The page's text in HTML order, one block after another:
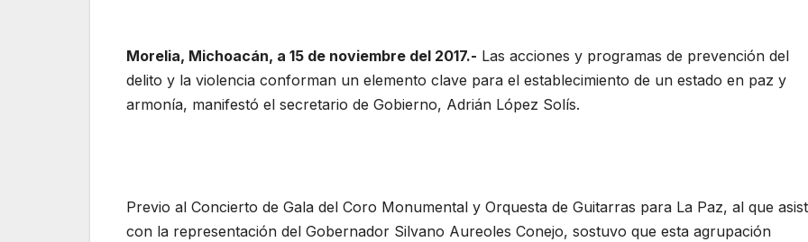
Morelia, Michoacán, a 15 de noviembre del 2017.- Las acciones y programas de prevención del
delito y la violencia conforman un elemento clave para el establecimiento de un estado en paz y
armonía, manifestó el secretario de Gobierno, Adrián López Solís.
Previo al Concierto de Gala del Coro Monumental y Orquesta de Guitarras para La Paz, al que
con la representación del Gobernador Silvano Aureoles Conejo, sostuvo que esta agrupación